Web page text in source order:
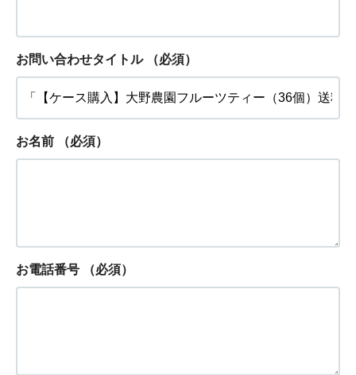
お問い合わせタイトル （必須）
お名前 （必須）
お電話番号 （必須）